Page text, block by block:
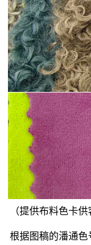
（提供布料色卡
根据图稿的潘通色